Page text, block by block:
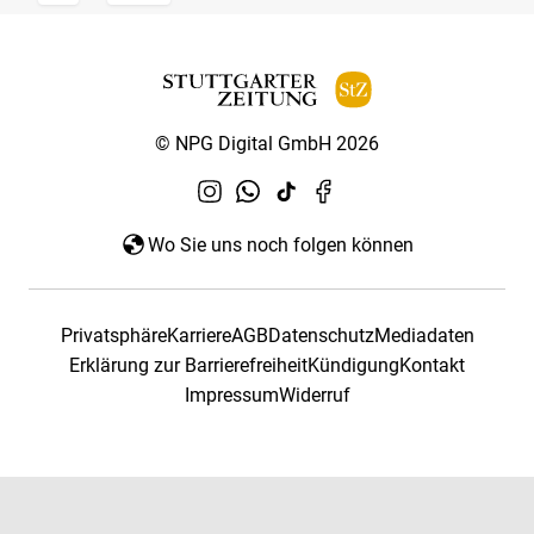
© NPG Digital GmbH 2026
Wo Sie uns noch folgen können
PrivatsphäreKarriereAGBDatenschutzMediadaten
Erklärung zur BarrierefreiheitKündigungKontakt
ImpressumWiderruf